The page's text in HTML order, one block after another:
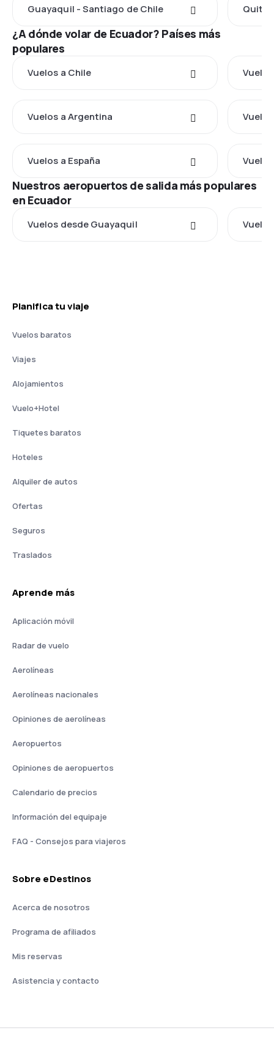
Guayaquil - Santiago de Chile Quito
¿A dónde volar de Ecuador? Países más
populares
Vuelos a Chile
Vuelos a Argentina
Vuelos a España
Nuestros aeropuertos de salida más populares
en Ecuador
Vuelos desde Guayaquil
Planifica tu viaje
Vuelos baratos
Viajes
Alojamientos
Vuelo+Hotel
Tiquetes baratos
Hoteles
Alquiler de autos
Ofertas
Seguros
Traslados
Aprende más
Aplicación móvil
Radar de vuelo
Aerolíneas
Aerolíneas nacionales
Opiniones de aerolíneas
Aeropuertos
Opiniones de aeropuertos
Calendario de precios
Información del equipaje
FAQ - Consejos para viajeros
Sobre eDestinos
Acerca de nosotros
Programa de afiliados
Mis reservas
Asistencia y contacto